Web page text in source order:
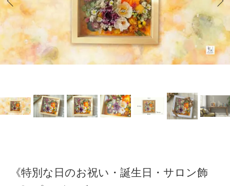
《特別な日のお祝い・誕生日・サロン飾